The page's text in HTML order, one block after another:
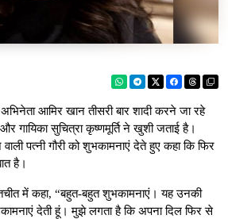
आमिर खान तीसरी बार शादी करने जा रहे
गायिका सुचित्रा कृष्णमूर्ति ने खुशी जताई है।
पत्नी गौरी को शुभकामनाएं देते हुए कहा कि फिर
है।
में कहा, “बहुत-बहुत शुभकामनाएं। यह उनकी
देती हूं। मुझे लगता है कि अपना दिल फिर से